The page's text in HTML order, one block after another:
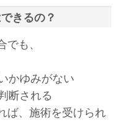
きるの？
も、
かゆみがない
断される
ば、施術を受けられ